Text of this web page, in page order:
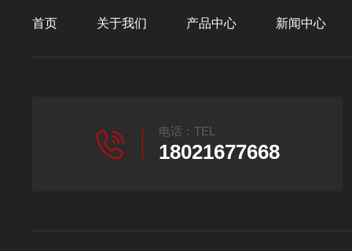
首页 关于我们 产品中心 新闻中心
电话：TEL
18021677668